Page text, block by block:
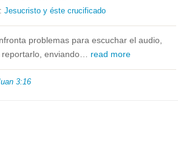
Jesucristo y éste crucificado
problemas para escuchar el audio,
reportarlo, enviando… read more
3:16